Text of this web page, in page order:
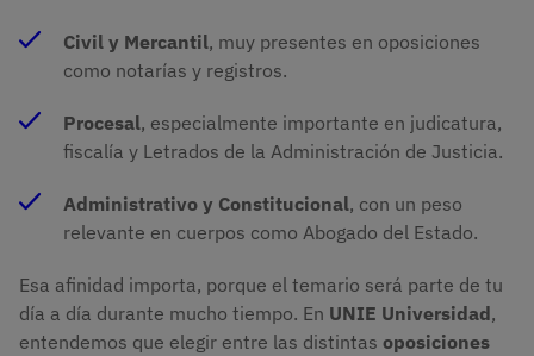
Civil y Mercantil, muy presentes en oposiciones
como notarías y registros.
Procesal, especialmente importante en judicatura,
fiscalía y Letrados de la Administración de Justicia.
Administrativo y Constitucional, con un peso
relevante en cuerpos como Abogado del Estado.
Esa afinidad importa, porque el temario será parte de tu
día a día durante mucho tiempo. En UNIE Universidad,
entendemos que elegir entre las distintas oposiciones